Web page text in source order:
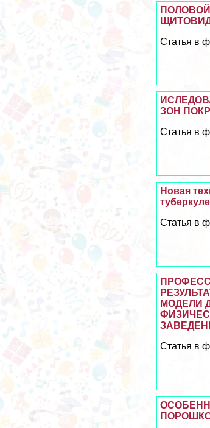
Статья в
ЗОН
Статья в
Новая
Статья в
МОДЕЛИ
Статья в